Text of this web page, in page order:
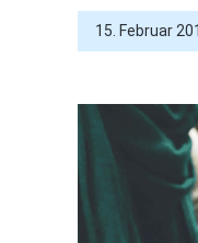
15. Februar